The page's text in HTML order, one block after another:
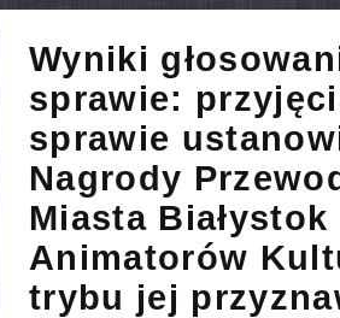
Wyniki
sprawie:
sprawie
Nagrody
Miasta
Animatorów
trybu jej